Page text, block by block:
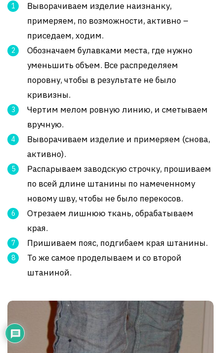
Выворачиваем изделие наизнанку,
примеряем, по возможности, активно –
приседаем, ходим.
Обозначаем булавками места, где нужно
уменьшить объем. Все распределяем
поровну, чтобы в результате не было
кривизны.
Чертим мелом ровную линию, и сметываем
вручную.
Выворачиваем изделие и примеряем (снова,
активно).
Распарываем заводскую строчку, прошиваем
по всей длине штанины по намеченному
новому шву, чтобы не было перекосов.
Отрезаем лишнюю ткань, обрабатываем
края.
Пришиваем пояс, подгибаем края штанины.
То же самое проделываем и со второй
штаниной.